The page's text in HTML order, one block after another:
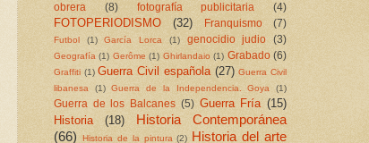
obrera
(8) fotografía publicitaria (4)
FOTOPERIODISMO (32) Franquismo (7)
Futbol (1) García Lorca (1) genocidio judio (3)
Geografía (1) Gerôme (1) Ghirlandaio (1) Grabado (6)
Graffiti (1) Guerra Civil española (27) Guerra Civil
libanesa
(1) Guerra de la Independencia. Goya (1)
Guerra de los Balcanes (5) Guerra Fría (15)
Historia
(18)
Historia Contemporánea
(66) Historia de la pintura (2) Historia del arte